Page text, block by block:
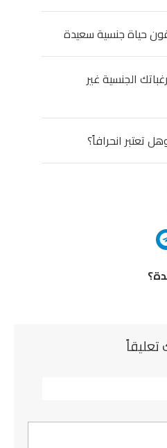
حياة جنسية سعيدة
الجنسية غير
تعتبر انحرافاً؟
تعليقاً